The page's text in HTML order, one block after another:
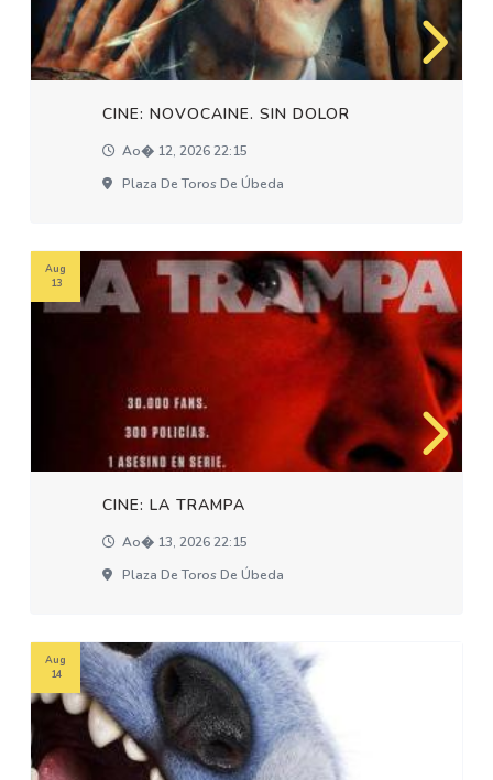
CINE: NOVOCAINE. SIN DOLOR
Ao� 12, 2026 22:15
Plaza De Toros De Úbeda
CINE: LA TRAMPA
Ao� 13, 2026 22:15
Plaza De Toros De Úbeda
Aug
13
Aug
14